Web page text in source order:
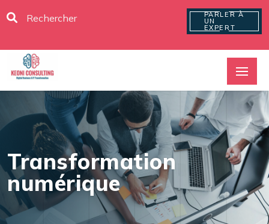
PARLER À
UN
EXPERT
Transformation
numérique